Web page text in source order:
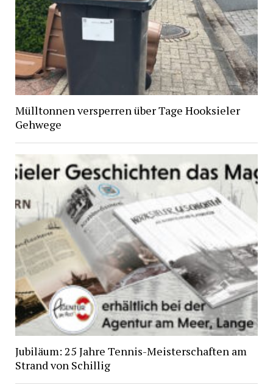
Mülltonnen versperren über Tage Hooksieler
Gehwege
Jubiläum: 25 Jahre Tennis-Meisterschaften am
Strand von Schillig